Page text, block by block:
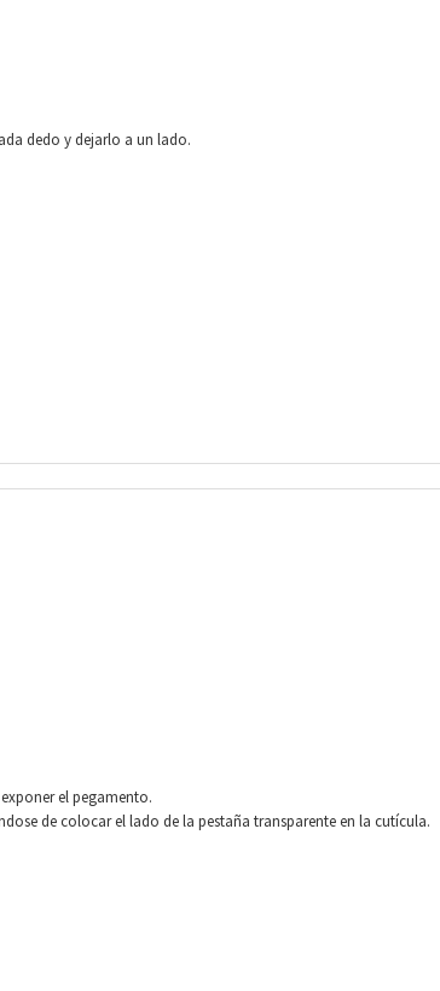
dedo y dejarlo a un lado.
el pegamento.
de colocar el lado de la pestaña transparente en la cutícula.